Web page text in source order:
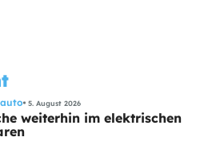
5. August 2026
weiterhin im elektrischen